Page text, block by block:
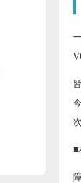
■